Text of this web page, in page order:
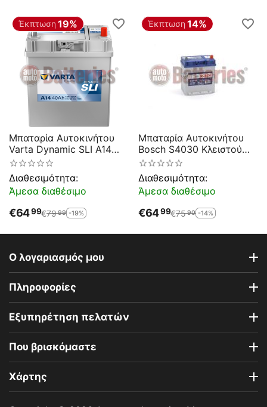
Έκπτωση 19%
Μπαταρία Αυτοκινήτου
Varta Dynamic SLI A14
12V 40AH 330EN A-
Εκκίνησης
Διαθεσιμότητα:
Άμεσα διαθέσιμο
€6499€7999 -19%
Έκπτωση 14%
Μπαταρία Αυτοκινήτου
Bosch S4030 Κλειστού
Τύπου 40Ah-330A-
Εκκίνησης
Διαθεσιμότητα:
Άμεσα διαθέσιμο
€6499€7590 -14%
Ο λογαριασμός μου
Πληροφορίες
Εξυπηρέτηση πελατών
Που βρισκόμαστε
Χάρτης